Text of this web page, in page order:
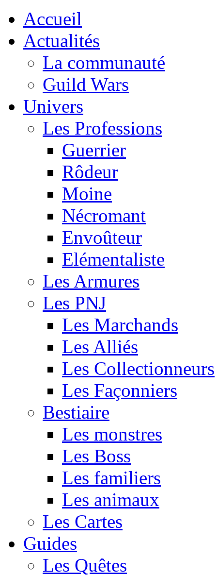
Accueil
Actualités
La communauté
Guild Wars
Univers
Les Professions
Guerrier
Rôdeur
Moine
Nécromant
Envoûteur
Elémentaliste
Les Armures
Les PNJ
Les Marchands
Les Alliés
Les Collectionneurs
Les Façonniers
Bestiaire
Les monstres
Les Boss
Les familiers
Les animaux
Les Cartes
Guides
Les Quêtes